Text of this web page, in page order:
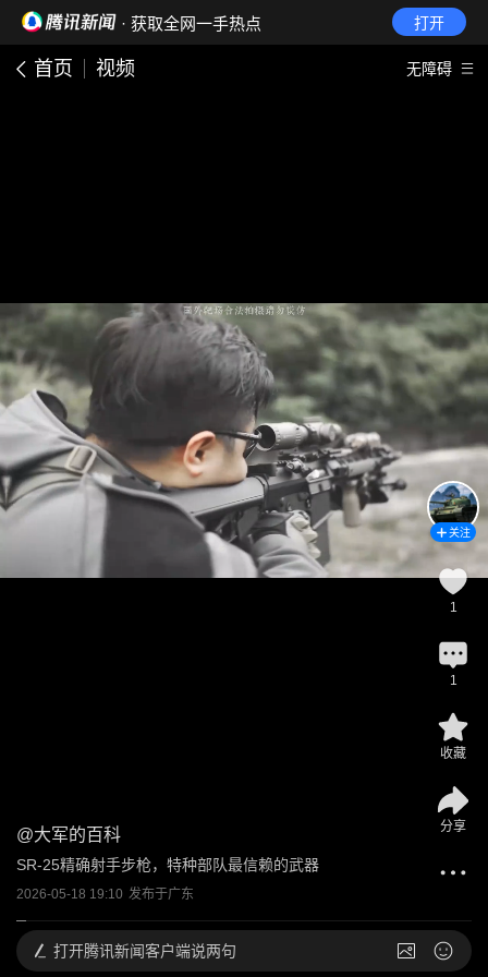
· 获取全网一手热点 打开
首页 视频 无障碍
@大军的百科
SR-25精确射手步枪，特种部队最信赖的武器
2026-05-18 19:10 发布于广东
关注
1
1
收藏
分享
打开腾讯新闻客户端说两句